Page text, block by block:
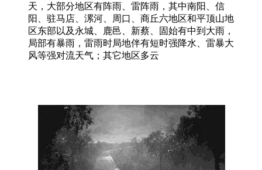
天，大部分地区有阵雨、雷阵雨，其中南阳、信
阳、驻马店、漯河、周口、商丘六地区和平顶山地
区东部以及永城、鹿邑、新蔡、固始有中到大雨，
局部有暴雨，雷雨时局地伴有短时强降水、雷暴大
风等强对流天气；其它地区多云